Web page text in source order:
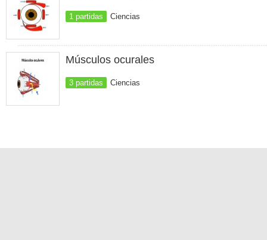
1 partidas Ciencias
Músculos ocurales
3 partidas Ciencias